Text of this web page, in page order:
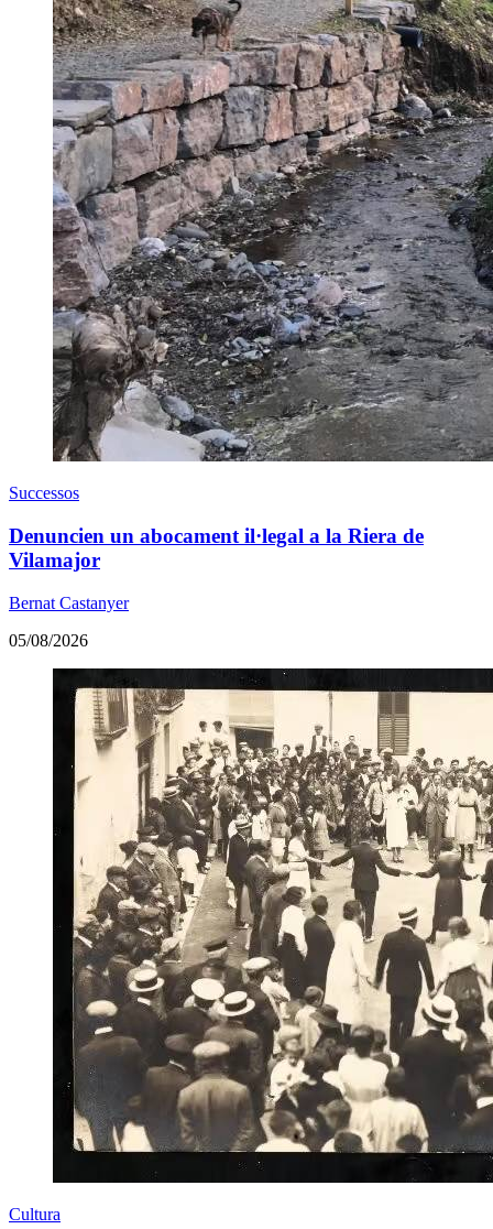
Successos
Denuncien un abocament il·legal a la Riera de
Vilamajor
Bernat Castanyer
05/08/2026
Cultura